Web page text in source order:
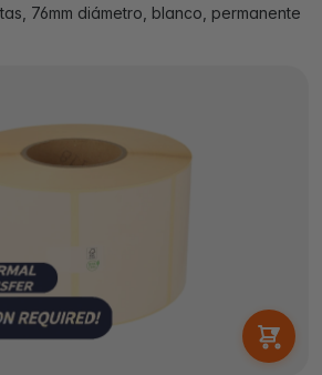
76mm diámetro, blanco, permanente